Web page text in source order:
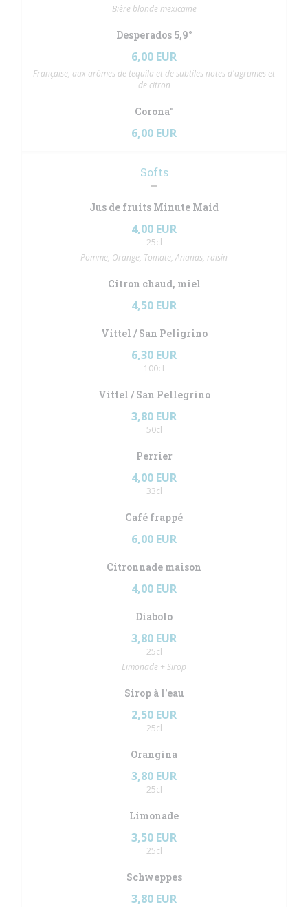
Bière blonde mexicaine
Desperados 5,9°
6,00 EUR
Française, aux arômes de tequila et de subtiles notes d'agrumes et
de citron
Corona°
6,00 EUR
Softs
Jus de fruits Minute Maid
4,00 EUR
25cl
Pomme, Orange, Tomate, Ananas, raisin
Citron chaud, miel
4,50 EUR
Vittel / San Peligrino
6,30 EUR
100cl
Vittel / San Pellegrino
3,80 EUR
50cl
Perrier
4,00 EUR
33cl
Café frappé
6,00 EUR
Citronnade maison
4,00 EUR
Diabolo
3,80 EUR
25cl
Limonade + Sirop
Sirop à l'eau
2,50 EUR
25cl
Orangina
3,80 EUR
25cl
Limonade
3,50 EUR
25cl
Schweppes
3,80 EUR